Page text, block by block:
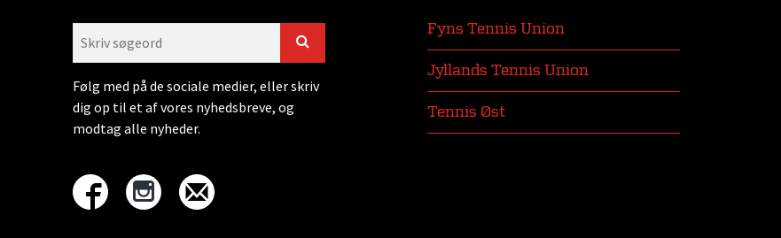
Følg med på de sociale medier, eller skriv
dig op til et af vores nyhedsbreve, og
modtag alle nyheder.
Fyns Tennis Union
Jyllands Tennis Union
Tennis Øst